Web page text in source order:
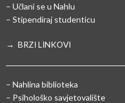
– Učlani se u Nahlu
– Stipendiraj studenticu
→ BRZI LINKOVI
– Nahlina biblioteka
– Psihološko savjetovalište